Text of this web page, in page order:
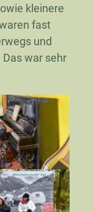
kleinere
fast
und
war sehr